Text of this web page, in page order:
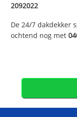
2092022
De 24/7 dakdekker
ochtend nog met